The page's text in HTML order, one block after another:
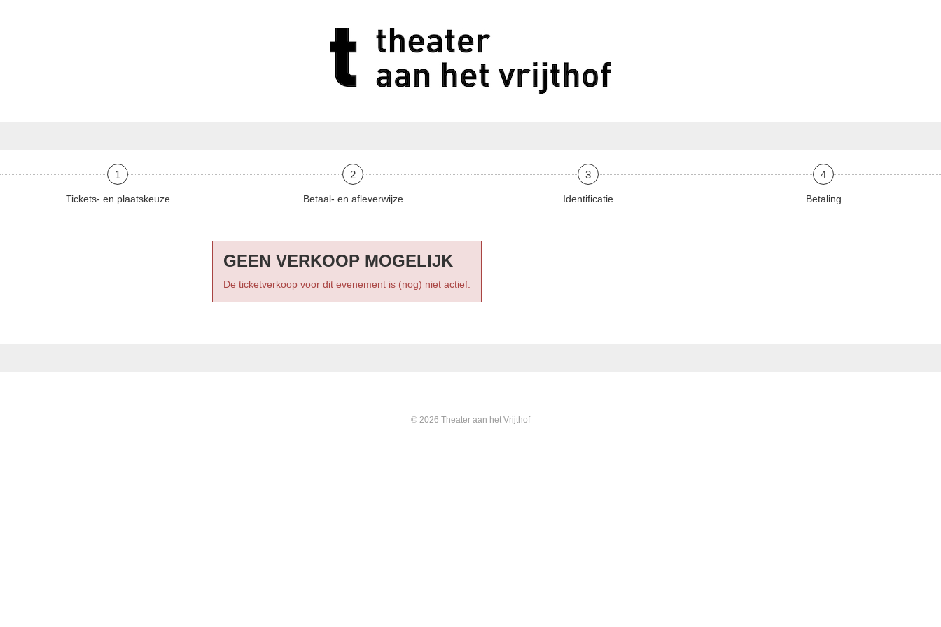
1
Tickets- en plaatskeuze
2
Betaal- en afleverwijze
3
Identificatie
4
Betaling
GEEN VERKOOP MOGELIJK
De ticketverkoop voor dit evenement is (nog) niet actief.
© 2026 Theater aan het Vrijthof